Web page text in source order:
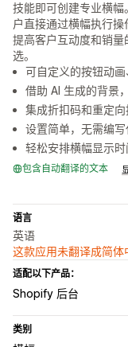
技能即可创建专业横
户直接通过横幅执行
提高客户互动度和销
选。
可自定义的按钮动画
借助 AI 生成的背景
集成折扣码和重定向
设置简单，无需编写
轻松安排横幅显示时
包含自动翻译的文本
语言
英语
这款应用未翻译成简体
适配以下产品：
Shopify 后台
类别